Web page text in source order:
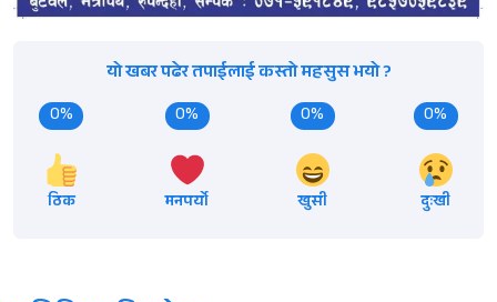
यो खबर पढेर तपाईलाई कस्तो महसुस भयो ?
0%
ठिक
0%
मनपर्यो
0%
खुसी
0%
दुःखी